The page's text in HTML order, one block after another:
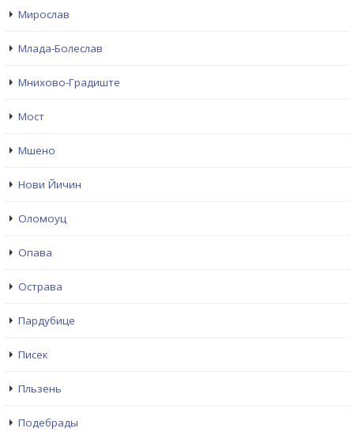
Мирослав
Млада-Болеслав
Мнихово-Градиште
Мост
Мшено
Нови Йичин
Оломоуц
Опава
Острава
Пардубице
Писек
Пльзень
Подебрады